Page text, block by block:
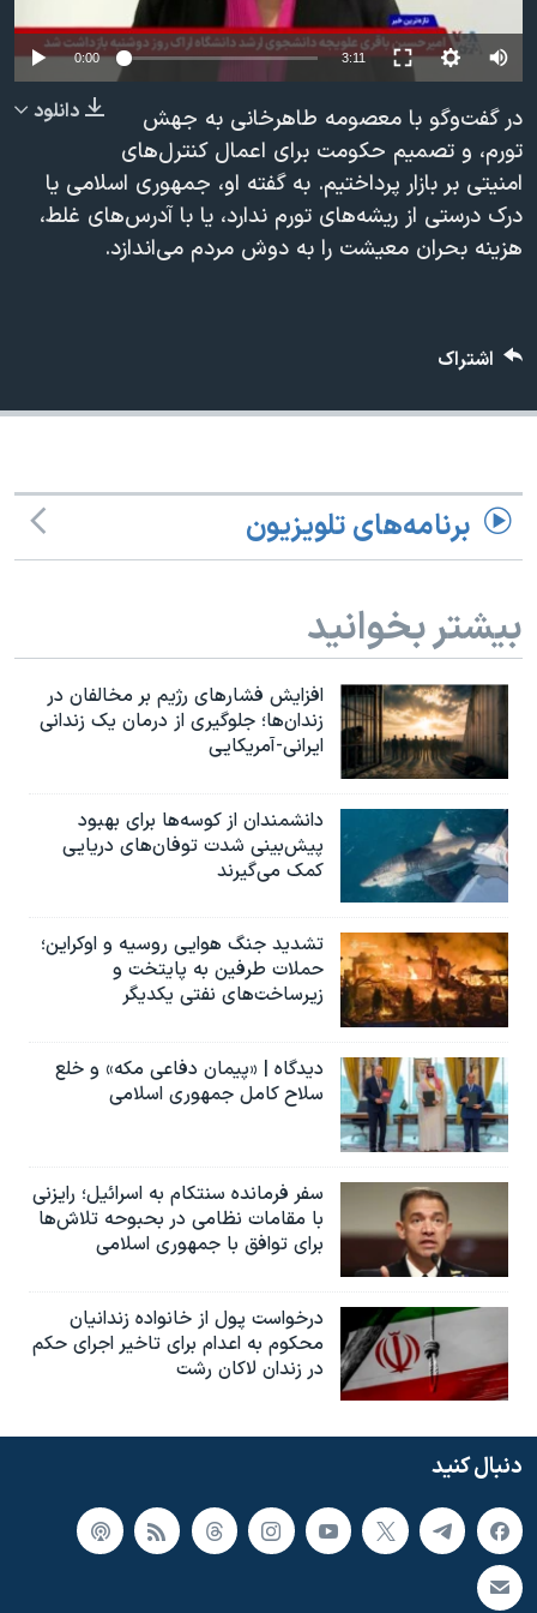
فرهنگ و زندگی
حقوق شهروندی
اقتصادی
علم و فناوری
اسرائیل در جنگ
گالری عکس
مستندها
انتخابات ریاست جمهوری آمریکا ۲۰۲۴
حمله جمهوری اسلامی به اسرائیل
رمز مهسا
ورزش زنان در ایران
اعتراضات زن، زندگی، آزادی
دادگاه حمید نوری
چهل سال گروگان‌گیری
اعتراضات مردمی آبان ۹۸
اسرائیل در جنگ
همایش محافظه‌کاران آمریکا «سی‌پک»
سفر پرزیدنت ترامپ به چین
زبانهای مختلف
Auto
240p
360p
480p
720p
1080p
0:00 3:11 Auto
480p
720p
دانلود
در گفت‌وگو با معصومه طاهرخانی به جهش
تورم، و تصمیم حکومت برای اعمال کنترل‌های
امنیتی بر بازار پرداختیم. به گفته او، جمهوری اسلامی یا
درک درستی از ریشه‌های تورم ندارد، یا با آدرس‌های غلط،
هزینه بحران معیشت را به دوش مردم می‌اندازد.
اشتراک
برنامه‌های تلویزیون
بیشتر بخوانید
افزایش فشارهای رژیم بر مخالفان در
زندان‌ها؛ جلوگیری از درمان یک زندانی
ایرانی-آمریکایی
دانشمندان از کوسه‌ها برای بهبود
پیش‌بینی شدت توفان‌های دریایی
کمک می‌گیرند
تشدید جنگ هوایی روسیه و اوکراین؛
حملات طرفین به پایتخت‌ و
زیرساخت‌های نفتی یکدیگر
دیدگاه | «پیمان دفاعی مکه» و خلع
سلاح کامل جمهوری اسلامی
سفر فرمانده سنتکام به اسرائیل؛ رایزنی
با مقامات نظامی در بحبوحه تلاش‌ها
برای توافق با جمهوری اسلامی
درخواست پول از خانواده زندانیان
محکوم به‌ اعدام برای تاخیر اجرای حکم
در زندان لاکان رشت
دنبال کنید